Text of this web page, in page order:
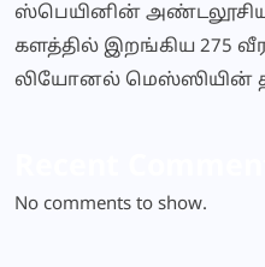
ஸ்பெயினின் அண்டலூசியா
களத்தில் இறங்கிய 275
லியோனல் மெஸ்ஸியின்
No comments to show.